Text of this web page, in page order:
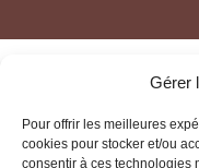
Gérer
Pour offrir les meilleures
cookies pour stocker et/ou
consentir à ces technologies